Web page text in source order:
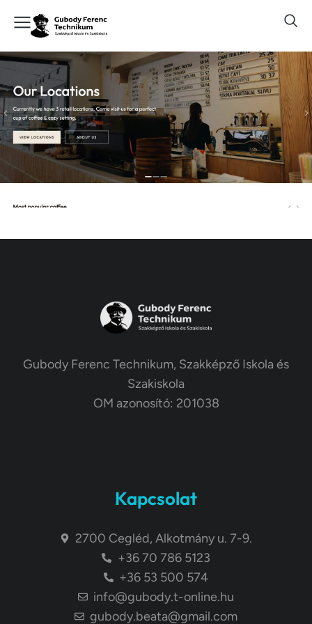
Gubody Ferenc Technikum, Szakképző Iskola és
Szakiskola
OM azonosító: 201038
Kapcsolat
2700 Cegléd, Alkotmány u. 7-9.
+36 70 786 5123
+36 53 500 574
info@gubody.t-online.hu
gubody.beata@gmail.com